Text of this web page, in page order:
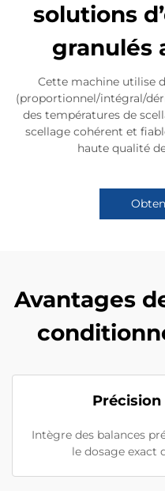
solutions
granulés
Cette machine utilise
(proportionnel/intégral/
des températures de
scellage cohérent et
haute qualité
Avantages
Précision
Intègre des balances
le dosage exact